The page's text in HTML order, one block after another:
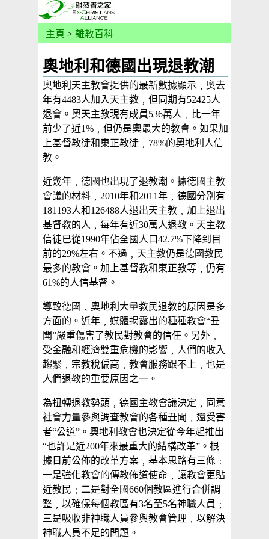
主頁 > 離教百科
奧地利和德國出現退教潮
奧地利天主教會提供的最新數據顯示﹐奧去
年有4483人加入天主教﹐但同期有52425人
退會。奧天主教現有成員536萬人﹐比一年
前少了近1%﹐但仍是奧最大的教會。如果加
上基督教徒和東正教徒﹐78%的奧地利人信
教。
近幾年﹐德國也出現了退教潮。據德國主教
會議的材料﹐2010年和2011年﹐德國分別有
181193人和126488人退出天主教﹐加上退出
基督教的人﹐每年有近30萬人退教。天主教
信徒已從1990年佔全國人口42.7%下降到目
前的29%左右。不過﹐天主教仍是德國教民
最多的教會。加上基督教和東正教等﹐仍有
61%的人信基督。
導致德國﹑奧地利大量教民退教的原因是多
方面的。近年﹐媒體揭露出的種種教會“丑
聞”嚴重傷害了教民對教會的信任。另外﹐
受金融和經濟雙重危機的影響﹐人們的收入
趨緊﹐宗教稅偏高﹐教會服務跟不上﹐也是
人們退教的重要原因之一。
為扭轉退教勢頭﹐德國主教會議決定﹐同意
社會力量參與調查教會的各種丑聞﹐還受害
者“公道”。奧地利教會也決定從今年起推出
“也許是近200年來最重大的結構改革”。根
據日前公佈的改革方案﹐基本思路有三條﹕
一是強化教會的傳教佈道使命﹐讓教會更貼
近教民﹔二是對全國660個教區進行合併調
整﹐以確保每個教區有3名至5名神職人員﹔
三是吸收非神職人員參與教會管理﹐以解決
神職人員不足的問題。